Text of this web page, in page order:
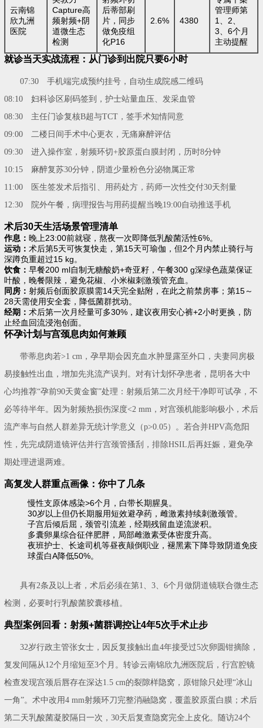
云南锦
欣九洲
医院
Capture高
频射频+阴
道微生态
检测
后蒂部刷
片，同步
做免疫组
化P16
2.6% 4380
管理师第
1、2、
3、6个月
主动提醒
就诊当天实战流程：从门诊到出院只要6小时
07:30 手机端完成预约挂号，自动生成院感二维码
08:10 妇科诊区刷码签到，护士站量血压、发采血管
08:30 主任门诊复核B超与TCT，签手术知情同意
09:00 二楼日间手术中心更衣，无痛麻醉评估
09:30 进入操作室，射频环切+胶原蛋白膜封闭，历时8分钟
10:15 麻醉复苏30分钟，阴道少量粉色分泌物属正常
11:00 医生签发术后指引、用药处方，药师一次性交付30天剂量
12:30 院外午餐，病理报告与用药提醒当晚19:00自动推送手机
术后30天生活场景管理清单
作息：晚上23:00前就寝，熬夜一次即降低乳酸菌活性6%。
运动：术后第5天可恢复快走，第15天可瑜伽，但2个月内禁止骑行与
深蹲负重超过15 kg。
饮食：早餐200 ml自制无糖酸奶+奇亚籽，午餐300 g深绿色蔬菜保证
叶酸，晚餐限辣，避免花椒、小米椒刺激颈管充血。
同房：射频后创面胶原膜需14天完全贴附，在此之前禁房事；第15～
28天需使用安全套，降低菌群扰动。
经期：术后第一次月经量可多30%，建议夜用安心裤+2小时更换，防
止经血回流浸泡创面。
怀孕计划与宫颈息肉如何兼顾
带蒂息肉若>1 cm，孕早期会因充血水肿显露至外口，夫妻同房极
易接触性出血，增加先兆流产误判。对有计划怀孕患者，昆明各大中
心均推荐“孕前90天黄金窗”处理：射频后第二次月经干净即可试孕，不
必等待半年。因为射频热损伤深度<2 mm，对宫颈机能影响极小，术后
流产率与自然人群差异无统计学意义（p>0.05）。若合并HPV高危阳
性，先完成阴道镜评估并行宫颈管搔刮，排除HSIL后再妊娠，避免孕
期处理进退两难。
高复发人群重点画像：你中了几条
慢性支原体感染>6个月，白带长期腥臭。
30岁以上但仍长期服用短效避孕药，雌激素持续刺激颈管。
子宫后倾后屈，颈管引流差，经期残留血逆流淤积。
多囊卵巢综合征伴肥胖，局部雌激素受体密度升高。
夜班护士、长途司机等昼夜颠倒职业，褪黑素下降导致阴道免疫
球蛋白A降低50%。
具有2条及以上者，术后必须在第1、3、6个月做阴道镜联合微生态
检测，必要时行乳酸菌胶囊移植。
典型案例回看：射频+菌群调控让4年5次手术止步
32岁行政主管张女士，因反复接触出血4年接受过5次卵圆钳摘除，
复发间隔从12个月缩短至3个月。转诊云南锦欣九洲医院后，行宫腔镜
检查发现宫颈后唇存在深达1.5 cm的裂隙样隐窝，原钳除只处理“冰山
一角”。术中改用4 mm射频环刀完整消融隐窝，覆盖胶原蛋白膜；术后
第二天乳酸菌凝胶隔日一次，30天后复查隐窝完全上皮化。随访24个